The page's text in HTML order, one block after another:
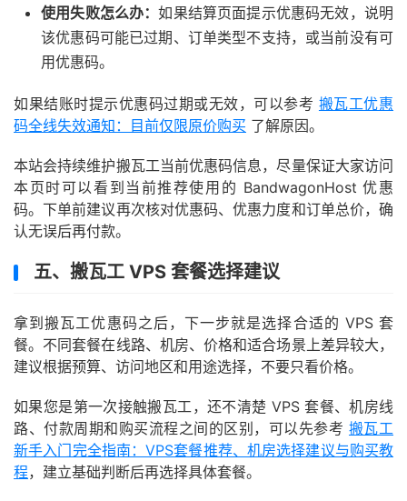
使用失败怎么办：如果结算页面提示优惠码无效，说明
该优惠码可能已过期、订单类型不支持，或当前没有可
用优惠码。
如果结账时提示优惠码过期或无效，可以参考 搬瓦工优惠
码全线失效通知：目前仅限原价购买 了解原因。
本站会持续维护搬瓦工当前优惠码信息，尽量保证大家访问
本页时可以看到当前推荐使用的 BandwagonHost 优惠
码。下单前建议再次核对优惠码、优惠力度和订单总价，确
认无误后再付款。
五、搬瓦工 VPS 套餐选择建议
拿到搬瓦工优惠码之后，下一步就是选择合适的 VPS 套
餐。不同套餐在线路、机房、价格和适合场景上差异较大，
建议根据预算、访问地区和用途选择，不要只看价格。
如果您是第一次接触搬瓦工，还不清楚 VPS 套餐、机房线
路、付款周期和购买流程之间的区别，可以先参考 搬瓦工
新手入门完全指南：VPS套餐推荐、机房选择建议与购买教
程，建立基础判断后再选择具体套餐。